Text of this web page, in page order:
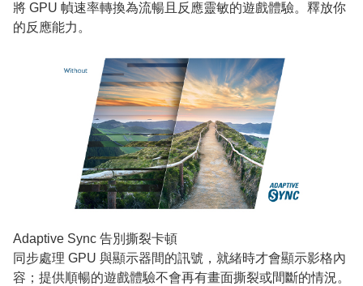
將 GPU 幀速率轉換為流暢且反應靈敏的遊戲體驗。釋放你
的反應能力。
Adaptive Sync 告別撕裂卡頓
同步處理 GPU 與顯示器間的訊號，就緒時才會顯示影格內
容；提供順暢的遊戲體驗不會再有畫面撕裂或間斷的情況。